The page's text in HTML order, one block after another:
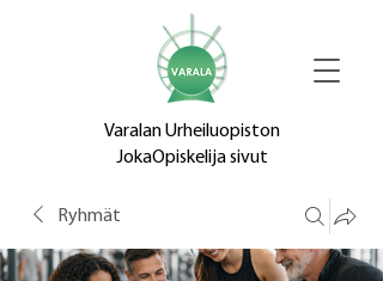
Varalan Urheiluopiston
JokaOpiskelija sivut
Ryhmät